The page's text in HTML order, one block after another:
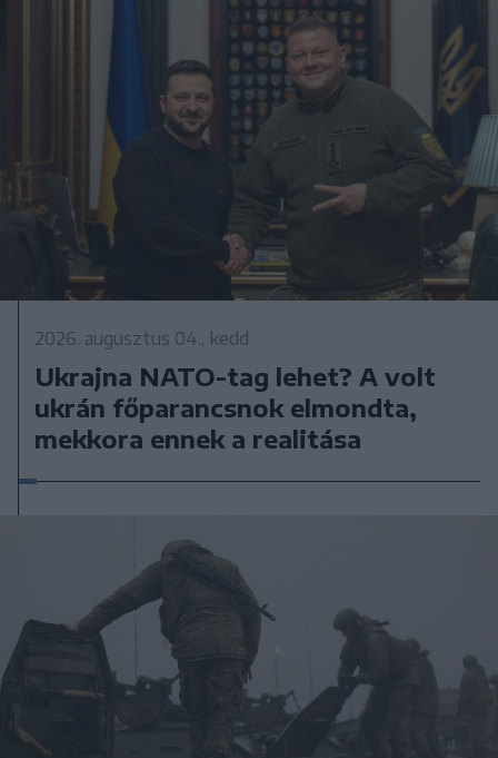
2026. augusztus 04., kedd
Ukrajna NATO-tag lehet? A volt
ukrán főparancsnok elmondta,
mekkora ennek a realitása